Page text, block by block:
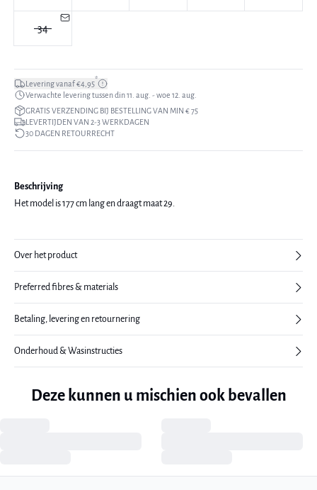
34
Levering vanaf €4,95*
Verwachte levering tussen din 11. aug. - woe 12. aug.
GRATIS VERZENDING BIJ BESTELLING VAN MIN € 75
LEVERTIJDEN VAN 2-3 WERKDAGEN
30 DAGEN RETOURRECHT
Beschrijving
Het model is 177 cm lang en draagt maat 29.
Over het product
Preferred fibres & materials
Betaling, levering en retournering
Onderhoud & Wasinstructies
Deze kunnen u mischien ook bevallen